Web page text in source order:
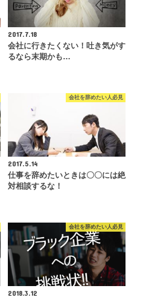
2017.7.18
会社に行きたくない！吐き気がす
るなら末期かも…
会社を辞めたい人必見
2017.5.14
仕事を辞めたいときは〇〇には絶
対相談するな！
会社を辞めたい人必見
2018.3.12